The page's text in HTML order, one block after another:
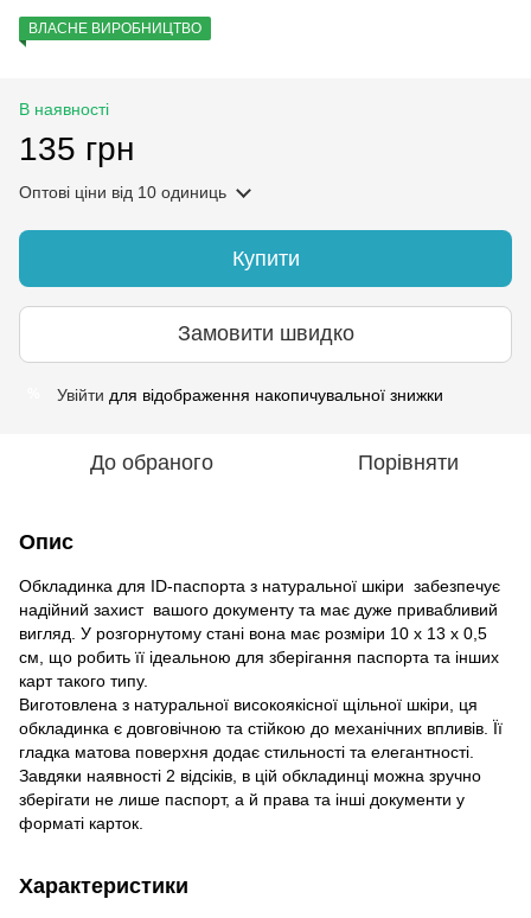
ВЛАСНЕ ВИРОБНИЦТВО
В наявності
135 грн
Оптові ціни від 10 одиниць
Купити
Замовити швидко
Увійти для відображення накопичувальної знижки
До обраного Порівняти
Опис
Обкладинка для ID-паспорта з натуральної шкіри забезпечує
надійний захист вашого документу та має дуже привабливий
вигляд. У розгорнутому стані вона має розміри 10 х 13 х 0,5
см, що робить її ідеальною для зберігання паспорта та інших
карт такого типу.
Виготовлена з натуральної високоякісної щільної шкіри, ця
обкладинка є довговічною та стійкою до механічних впливів. Її
гладка матова поверхня додає стильності та елегантності.
Завдяки наявності 2 відсіків, в цій обкладинці можна зручно
зберігати не лише паспорт, а й права та інші документи у
форматі карток.
Характеристики